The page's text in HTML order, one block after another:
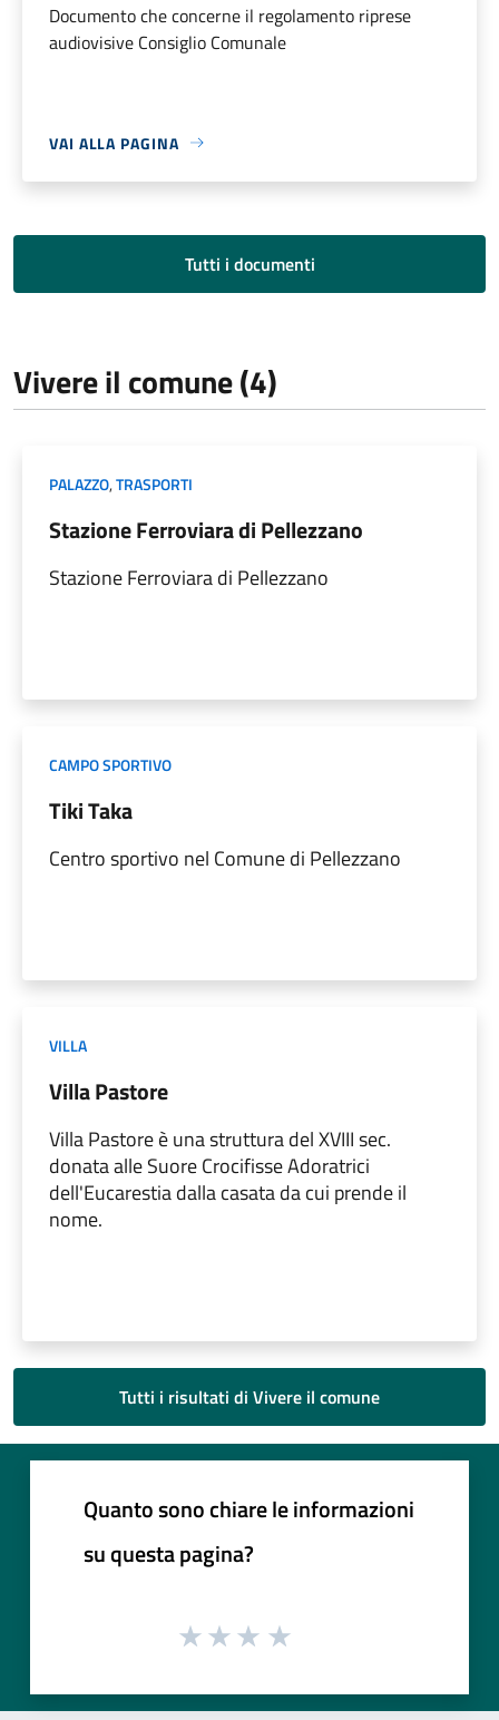
Documento che concerne il regolamento riprese
audiovisive Consiglio Comunale
VAI ALLA PAGINA
Tutti i documenti
Vivere il comune (4)
PALAZZO,TRASPORTI
Stazione Ferroviara di Pellezzano
Stazione Ferroviara di Pellezzano
CAMPO SPORTIVO
Tiki Taka
Centro sportivo nel Comune di Pellezzano
VILLA
Villa Pastore
Villa Pastore è una struttura del XVIII sec.
donata alle Suore Crocifisse Adoratrici
dell'Eucarestia dalla casata da cui prende il
nome.
Tutti i risultati di Vivere il comune
Quanto sono chiare le informazioni
su questa pagina?